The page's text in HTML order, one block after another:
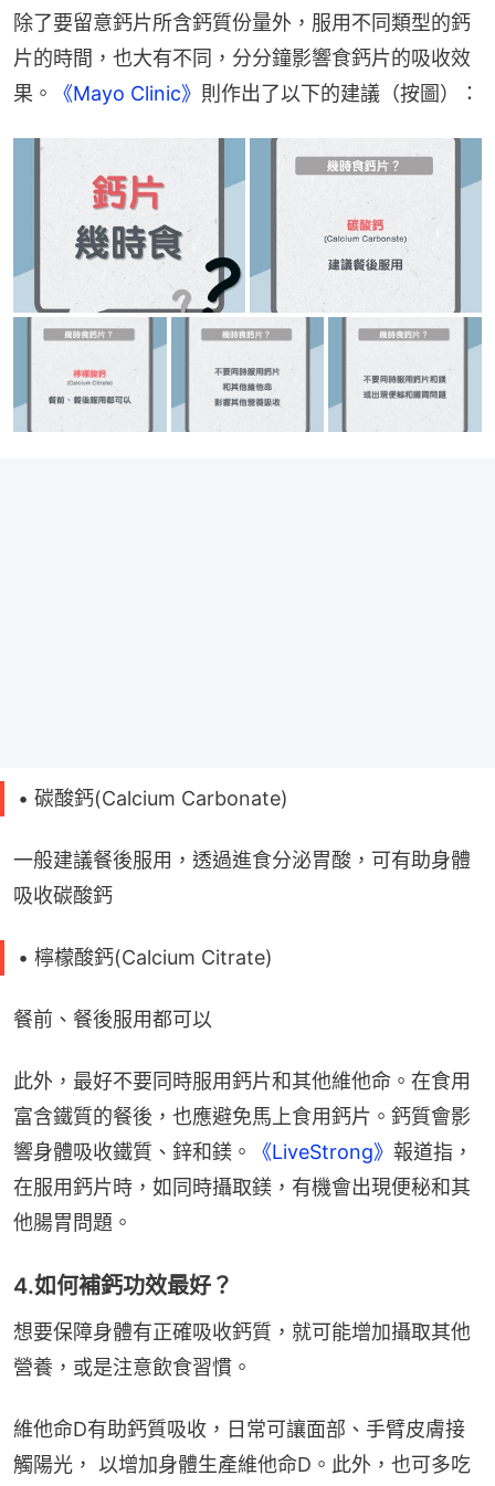
除了要留意鈣片所含鈣質份量外，服用不同類型的鈣
片的時間，也大有不同，分分鐘影響食鈣片的吸收效
果。
《Mayo Clinic》 則作出了以下的建議（按圖）：
• 碳酸鈣(Calcium Carbonate)
一般建議餐後服用，透過進食分泌胃酸，可有助身體
吸收碳酸鈣
• 檸檬酸鈣(Calcium Citrate)
餐前、餐後服用都可以
此外，最好不要同時服用鈣片和其他維他命。在食用
富含鐵質的餐後，也應避免馬上食用鈣片。鈣質會影
響身體吸收鐵質、鋅和鎂。
《LiveStrong》 報道指，
在服用鈣片時，如同時攝取鎂，有機會出現便秘和其
他腸胃問題。
4.如何補鈣功效最好？
想要保障身體有正確吸收鈣質，就可能增加攝取其他
營養，或是注意飲食習慣。
維他命D有助鈣質吸收，日常可讓面部、手臂皮膚接
觸陽光， 以增加身體生產維他命D。此外，也可多吃